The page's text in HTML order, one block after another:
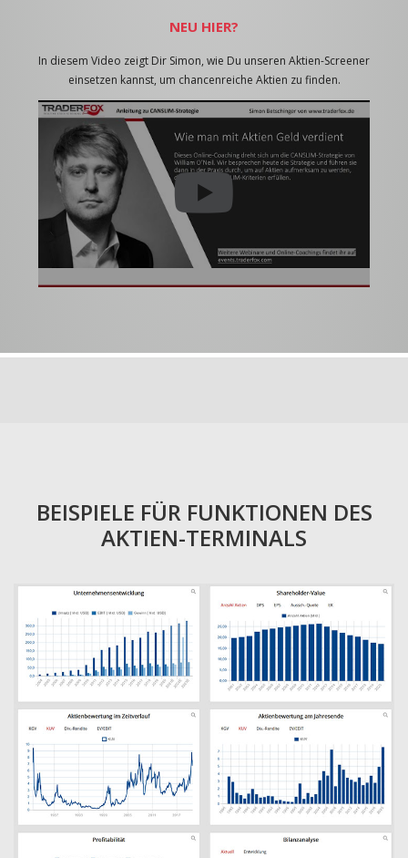
NEU HIER?
In diesem Video zeigt Dir Simon, wie Du unseren Aktien-Screener
einsetzen kannst, um chancenreiche Aktien zu finden.
BEISPIELE FÜR FUNKTIONEN DES
AKTIEN-TERMINALS